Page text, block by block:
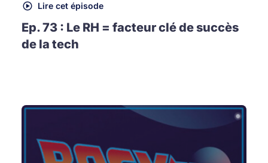
Lire cet épisode
Ep. 73 : Le RH = facteur clé de succès
de la tech